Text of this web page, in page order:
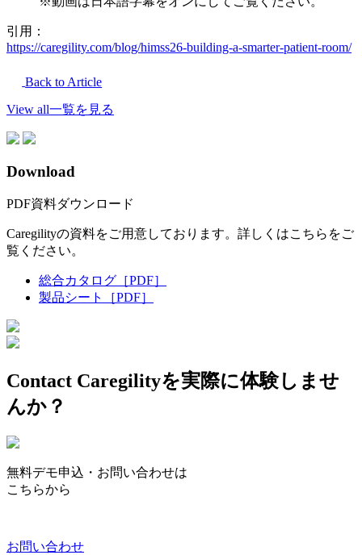
引用：
https://caregility.com/blog/himss26-building-a-smarter-patient-room/
Back to Article
View all一覧を見る
Download
PDF資料ダウンロード
Caregilityの資料をご用意しております。詳しくはこちらをご
覧ください。
総合カタログ ［PDF］
製品シート
［PDF］
Contact Caregilityを実際に体験しませ
んか？
無料デモ申込・お問い合わせは
こちらから
お問い合わせ